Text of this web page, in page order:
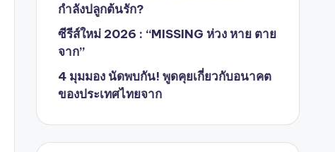
กำลังปลูกต้นรัก?
ซีรีส์ใหม่ 2026 : “MISSING ห่วง หาย ตาย
จาก”
4 มุมมอง นัดพบกัน! พูดคุยเกี่ยวกับอนาคต
ของประเทศไทยจาก